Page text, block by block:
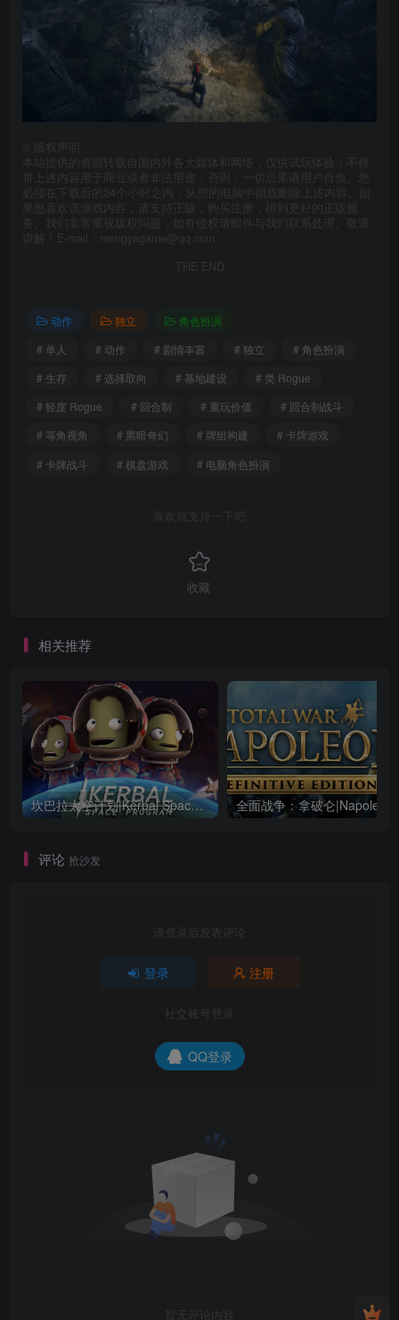
版权声明
本站提供的资源转载自国内外各大媒体和网络，仅供试玩体验；不得
将上述内容用于商业或者非法用途，否则，一切后果请用户自负。您
必须在下载后的24个小时之内，从您的电脑中彻底删除上述内容。如
果您喜欢该游戏内容，请支持正版，购买注册，得到更好的正版服
务。我们非常重视版权问题，如有侵权请邮件与我们联系处理。敬请
谅解！E-mail：mengyagame@qq.com
THE END
动作 独立
角色扮演
# 单人
# 动作 # 剧情丰富 # 独立
# 角色扮演
# 生存
# 选择取向 # 基地建设
# 类 Rogue
# 轻度 Rogue
# 回合制 # 重玩价值
# 回合制战斗
# 等角视角
# 黑暗奇幻 # 牌组构建
# 卡牌游戏
# 卡牌战斗
# 棋盘游戏 # 电脑角色扮演
喜欢就支持一下吧
收藏
相关推荐
坎巴拉太空计划|Kerbal Space Program|1.12.5.3190|整合全DLC
评论 抢沙发
请登录后发表评论
登录 注册
社交账号登录
QQ登录
暂无评论内容